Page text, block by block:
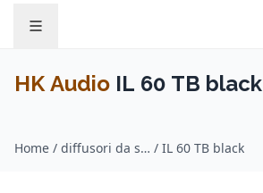
HK Audio IL 60 TB black
Home / diffusori da soffitto / HK Audio / IL 60 TB black